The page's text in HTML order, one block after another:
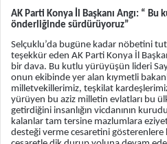
AK Parti Konya İl Başkanı Angı: “
önderliğinde sürdürüyoruz”
Selçuklu’da bugüne kadar nöbetini
teşekkür eden AK Parti Konya İl
bir dava. Bu kutlu yürüyüşün lideri
onun ekibinde yer alan kıymetli
milletvekillerimiz, teşkilat
yürüyen bu aziz milletin evlatları bu
getirdiğini insanlığın vicdanının
kalanlar tam tersine mazlumlara
desteği verme cesaretini gösterenlere